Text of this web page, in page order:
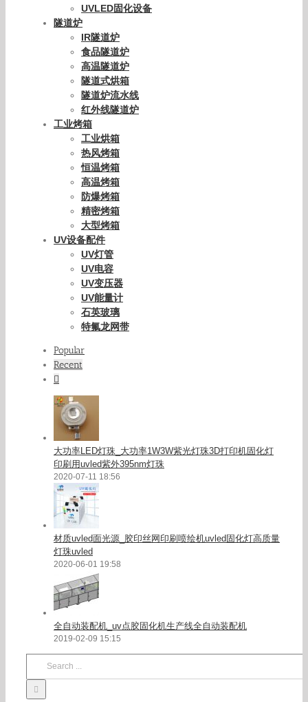
UVLED固化设备
隧道炉
IR隧道炉
食品隧道炉
高温隧道炉
隧道式烘箱
隧道炉流水线
红外线隧道炉
工业烤箱
工业烘箱
热风烤箱
恒温烤箱
高温烤箱
防爆烤箱
精密烤箱
大型烤箱
UV设备配件
UV灯管
UV电容
UV变压器
UV能量计
石英玻璃
特氟龙网带
Popular
Recent
大功率LED灯珠_大功率1W3W紫光灯珠3D打印机固化灯
印刷用uvled紫外395nm灯珠
2020-07-11 18:56
材质uvled面光源_胶印丝网印刷喷绘机uvled固化灯高质量
灯珠uvled
2020-06-01 19:58
全自动装配机_uv点胶固化机生产线全自动装配机
2019-02-09 15:15